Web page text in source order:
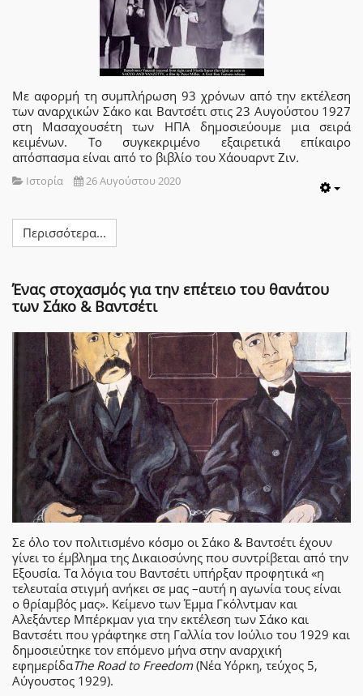
Με αφορμή τη συμπλήρωση 93 χρόνων από την εκτέλεση
των αναρχικών Σάκο και Βαντσέτι στις 23 Αυγούστου 1927
στη Μασαχουσέτη των ΗΠΑ δημοσιεύουμε μια σειρά
κειμένων. Το συγκεκριμένο εξαιρετικά επίκαιρο
απόσπασμα είναι από το βιβλίο του Χάουαρντ Ζιν.
Ιστορία 26 Αυγούστου 2020
Περισσότερα...
Ένας στοχασμός για την επέτειο του θανάτου
των Σάκο & Βαντσέτι
Σε όλο τον πολιτισμένο κόσμο οι Σάκο & Βαντσέτι έχουν
γίνει το έμβλημα της Δικαιοσύνης που συντρίβεται από την
Εξουσία. Τα λόγια του Βαντσέτι υπήρξαν προφητικά «η
τελευταία στιγμή ανήκει σε μας –αυτή η αγωνία τους είναι
ο θρίαμβός μας». Κείμενο των Έμμα Γκόλντμαν και
Αλεξάντερ Μπέρκμαν για την εκτέλεση των Σάκο και
Βαντσέτι που γράφτηκε στη Γαλλία τον Ιούλιο του 1929 και
δημοσιεύτηκε τον επόμενο μήνα στην αναρχική
εφημερίδαThe Road to Freedom(Νέα Υόρκη, τεύχος 5,
Αύγουστος 1929).